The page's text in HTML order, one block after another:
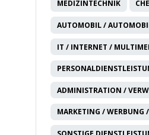
MEDIZINTECHNIK
AUTOMOBIL /
IT / INTERNET /
ADMINISTRATION /
MARKETING / WERBUNG